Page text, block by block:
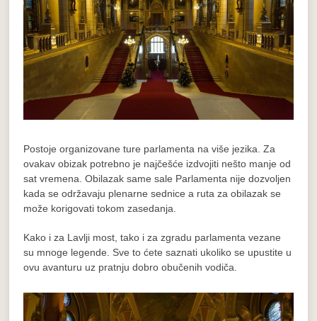
Postoje organizovane ture parlamenta na više jezika. Za
ovakav obizak potrebno je najčešće izdvojiti nešto manje od
sat vremena. Obilazak same sale Parlamenta nije dozvoljen
kada se održavaju plenarne sednice a ruta za obilazak se
može korigovati tokom zasedanja.
Kako i za Lavlji most, tako i za zgradu parlamenta vezane
su mnoge legende. Sve to ćete saznati ukoliko se upustite u
ovu avanturu uz pratnju dobro obučenih vodiča.